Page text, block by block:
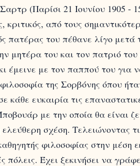
(Παρίσι 21 Ιουνίου 1905 -
κριτικός, από τους
πατέρας του πέθανε λίγο μετά
μητέρα του και τον πατριό
έμεινε με τον παππού του για
της Σορβόνης όπου
κάθε ευκαιρία τις
με την οποία θα είναι
σχέση. Τελειώνοντας
φιλοσοφίας στην μέση
πόλεις. Έχει ξεκινήσει να